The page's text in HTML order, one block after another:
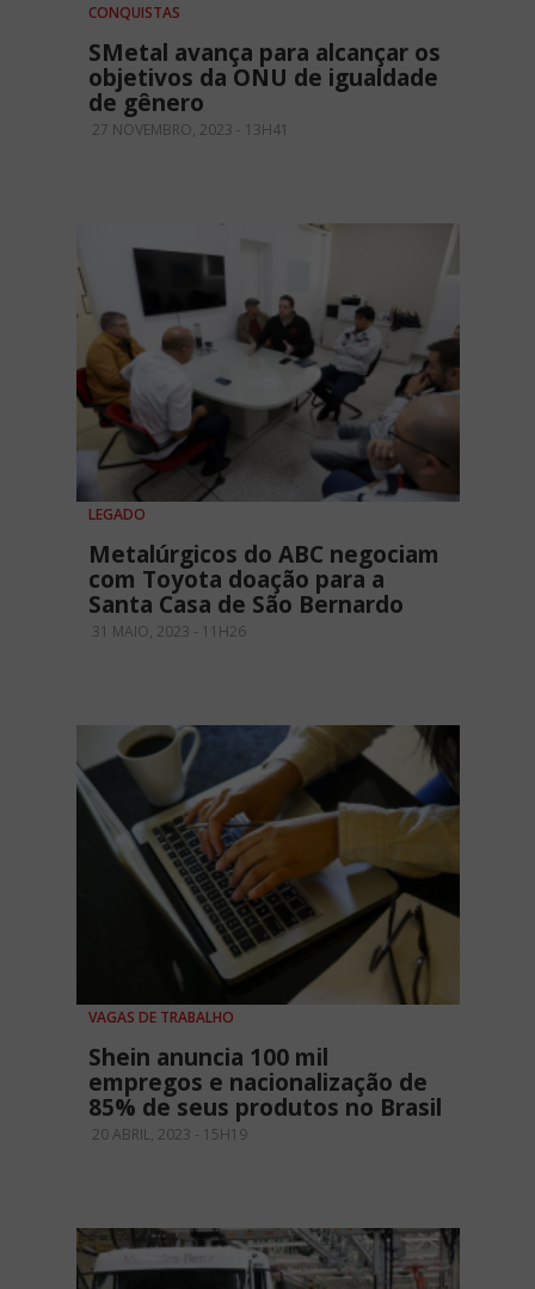
CONQUISTAS
SMetal avança para alcançar os
objetivos da ONU de igualdade
de gênero
27 NOVEMBRO, 2023 - 13H41
LEGADO
Metalúrgicos do ABC negociam
com Toyota doação para a
Santa Casa de São Bernardo
31 MAIO, 2023 - 11H26
VAGAS DE TRABALHO
Shein anuncia 100 mil
empregos e nacionalização de
85% de seus produtos no Brasil
20 ABRIL, 2023 - 15H19